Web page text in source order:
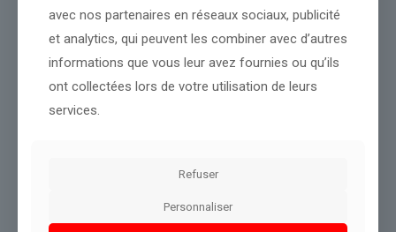
atteindre plus de 77 milliards d’euros en 2026 (c’est 64,5 milliards
pour l’Education nationale)
avec nos partenaires en réseaux sociaux, publicité
et analytics, qui peuvent les combiner avec d’autres
informations que vous leur avez fournies ou qu’ils
ont collectées lors de votre utilisation de leurs
services.
Refuser
Personnaliser